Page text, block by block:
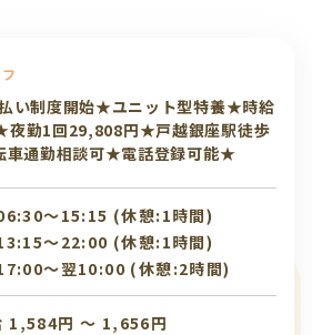
い制度開始★ユニット型特養★時給
勤1回29,808円★戸越銀座駅徒歩
車通勤相談可★電話登録可能★
〜15:15 (休憩:1時間)
〜22:00 (休憩:1時間)
〜翌10:00 (休憩:2時間)
1,584円 〜 1,656円